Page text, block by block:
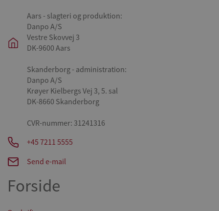
Aars - slagteri og produktion:
Danpo A/S
Vestre Skovvej 3
DK-9600 Aars
Skanderborg - administration:
Danpo A/S
Krøyer Kielbergs Vej 3, 5. sal
DK-8660 Skanderborg
CVR-nummer: 31241316
+45 7211 5555
Send e-mail
Forside